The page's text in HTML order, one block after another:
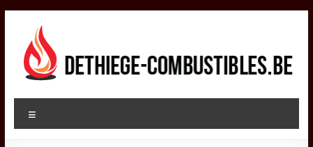
contenu
DETHIEGE
COMBUSTIBLES